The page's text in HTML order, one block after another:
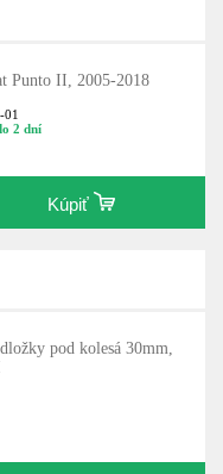
Punto II, 2005-2018
01
2 dní
Kúpiť
pod kolesá 30mm,